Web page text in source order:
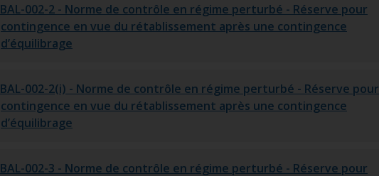
BAL-002-2 - Norme de contrôle en régime perturbé - Réserve pour
contingence en vue du rétablissement après une contingence
d’équilibrage
BAL-002-2(i) - Norme de contrôle en régime perturbé - Réserve pour
contingence en vue du rétablissement après une contingence
d’équilibrage
BAL-002-3 - Norme de contrôle en régime perturbé - Réserve pour